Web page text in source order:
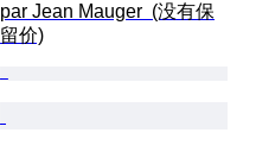
par Jean Mauger  (没有保
留价)